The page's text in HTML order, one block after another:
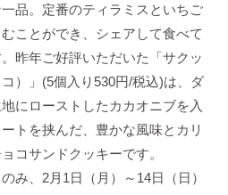
品。定番のティラミスといちご
ことができ、シェアして食べて
昨年ご好評いただいた「サクッ
）」(5個入り530円/税込)は、ダ
にローストしたカカオニブを入
トを挟んだ、豊かな風味とカリ
コサンドクッキーです。
み、2月1日（月）～14日（日）